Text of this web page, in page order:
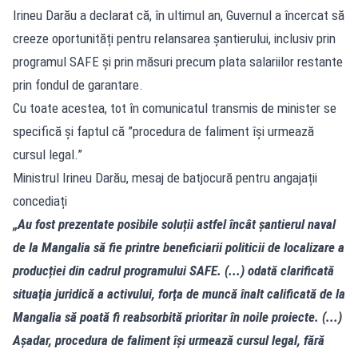
Irineu Darău a declarat că, în ultimul an, Guvernul a încercat să
creeze oportunități pentru relansarea șantierului, inclusiv prin
programul SAFE și prin măsuri precum plata salariilor restante
prin fondul de garantare.
Cu toate acestea, tot în comunicatul transmis de minister se
specifică și faptul că ”procedura de faliment îşi urmează
cursul legal.”
Ministrul Irineu Darău, mesaj de batjocură pentru angajații
concediați
„Au fost prezentate posibile soluții astfel încât șantierul naval
de la Mangalia să fie printre beneficiarii politicii de localizare a
producției din cadrul programului SAFE. (...) odată clarificată
situaţia juridică a activului, forţa de muncă înalt calificată de la
Mangalia să poată fi reabsorbită prioritar în noile proiecte. (...)
Aşadar, procedura de faliment îşi urmează cursul legal, fără